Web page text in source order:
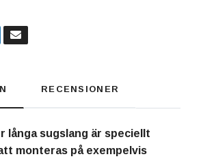
RECENSIONER
långa sugslang är speciellt
monteras på exempelvis